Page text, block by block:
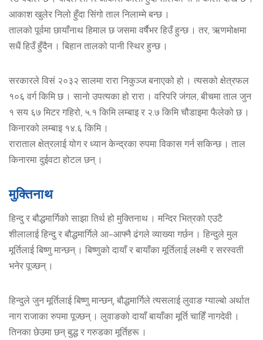
आकाश खुलेर निलो हुँदा सिंगो ताल निलाम्मे बन्छ ।
तालको पूर्वमा छायाँनाथ हिमाल छ जसमा वर्षैभर हिउँ हुन्छ । तर, ऋणमोक्षमा
सधैं हिउँ हुँदैन । बिहान तालको पानी स्थिर हुन्छ ।
सरकारले विसं २०३२ सालमा रारा निकुञ्ज बनाएको हो । त्यसको क्षेत्रफल
१०६ वर्ग किमि छ । सानो उपत्यका हो रारा । वरिपरि जंगल, बीचमा ताल जुन
१ सय ६७ मिटर गहिरो, ५.१ किमि लम्बाइ र २.७ किमि चौडाइमा फैलेको छ ।
किनारको लम्बाइ १४.६ किमि ।
राराताल क्षेत्रलाई योग र ध्यान केन्द्रका रुपमा विकास गर्न सकिन्छ । ताल
किनारमा दुईवटा होटल छन् ।
मुक्तिनाथ
हिन्दु र बौद्धमार्गिको साझा तिर्थ हो मुक्तिनाथ । मन्दिर भित्रको एउटै
शीलालाई हिन्दु र बौद्धमार्गिले आ–आफ्नै ढंगले व्याख्या गर्छन । हिन्दुले मुल
मूर्तिलाई बिष्णु मान्छन् । बिष्णुको दायाँ र बायाँका मूर्तिलाई लक्ष्मी र सरस्वती
भनेर पूज्छन् ।
हिन्दुले जुन मूर्तिलाई बिष्णु मान्छन्, बौद्धमार्गिले त्यसलाई लुवाङ ग्याल्बो अर्थात
नाग राजाका रुपमा पूज्छन् । लुवाङको दायाँ बायाँका मूर्ति चाहिँ नागदेवी ।
तिनका छेउमा छन् बुद्ध र गरुडका मूर्तिहरू ।